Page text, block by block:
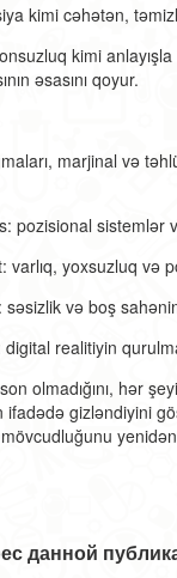
kimi cəhətən,
kimi
əsasını qoyur.
marjinal və
pozisional sistemlər
varlıq, yoxsuzluq və
səsizlik və boş
digital realitiyin
olmadığını, hər
gizləndiyini
данной